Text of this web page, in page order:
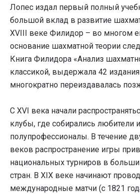
Лопес издал первый полный
большой вклад в развитие
XVIII веке Филидор – во многом
основание шахматной теории
Книга Филидора «Анализ
классикой, выдержала 42
многократно переиздавалась
С XVI века начали
клубы, где собирались любители и
полупрофессионалы. В течение
веков распространение игры
национальных турниров в
стран. В XIX веке начинают
международные матчи (с 1821